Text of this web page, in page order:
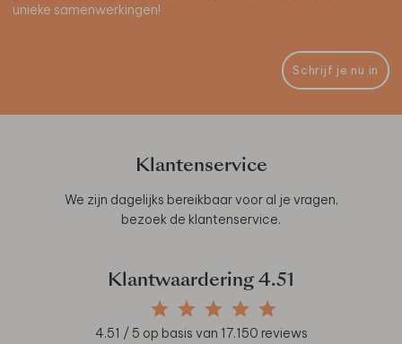
unieke samenwerkingen!
Schrijf je nu in
Klantenservice
We zijn dagelijks bereikbaar voor al je vragen,
bezoek de klantenservice.
Klantwaardering 4.51
4.51 / 5 op basis van 17.150 reviews